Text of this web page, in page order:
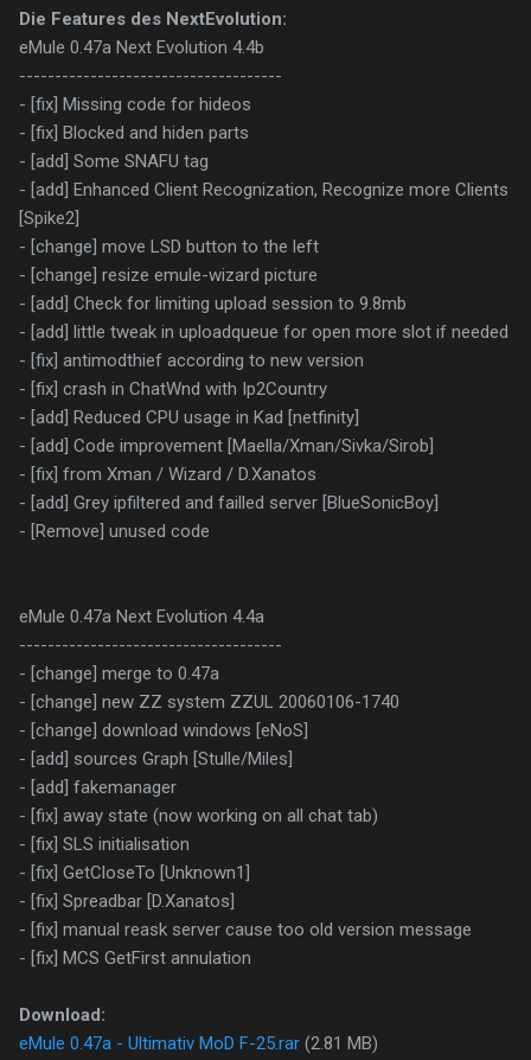
Die Features des NextEvolution:
eMule 0.47a Next Evolution 4.4b
-------------------------------------
- [fix] Missing code for hideos
- [fix] Blocked and hiden parts
- [add] Some SNAFU tag
- [add] Enhanced Client Recognization, Recognize more Clients
[Spike2]
- [change] move LSD button to the left
- [change] resize emule-wizard picture
- [add] Check for limiting upload session to 9.8mb
- [add] little tweak in uploadqueue for open more slot if needed
- [fix] antimodthief according to new version
- [fix] crash in ChatWnd with Ip2Country
- [add] Reduced CPU usage in Kad [netfinity]
- [add] Code improvement [Maella/Xman/Sivka/Sirob]
- [fix] from Xman / Wizard / D.Xanatos
- [add] Grey ipfiltered and failled server [BlueSonicBoy]
- [Remove] unused code
eMule 0.47a Next Evolution 4.4a
-------------------------------------
- [change] merge to 0.47a
- [change] new ZZ system ZZUL 20060106-1740
- [change] download windows [eNoS]
- [add] sources Graph [Stulle/Miles]
- [add] fakemanager
- [fix] away state (now working on all chat tab)
- [fix] SLS initialisation
- [fix] GetCloseTo [Unknown1]
- [fix] Spreadbar [D.Xanatos]
- [fix] manual reask server cause too old version message
- [fix] MCS GetFirst annulation
Download:
eMule 0.47a - Ultimativ MoD F-25.rar (2.81 MB)